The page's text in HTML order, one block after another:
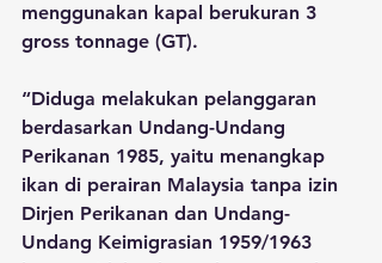
menggunakan kapal berukuran 3
gross tonnage (GT).
“Diduga melakukan pelanggaran
berdasarkan Undang-Undang
Perikanan 1985, yaitu menangkap
ikan di perairan Malaysia tanpa izin
Dirjen Perikanan dan Undang-
Undang Keimigrasian 1959/1963